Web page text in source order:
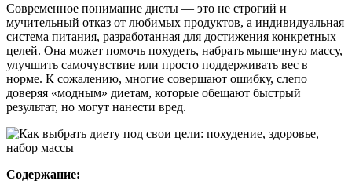
Современное понимание диеты — это не строгий и
мучительный отказ от любимых продуктов, а индивидуальная
система питания, разработанная для достижения конкретных
целей. Она может помочь похудеть, набрать мышечную массу,
улучшить самочувствие или просто поддерживать вес в
норме. К сожалению, многие совершают ошибку, слепо
доверяя «модным» диетам, которые обещают быстрый
результат, но могут нанести вред.
Содержание: